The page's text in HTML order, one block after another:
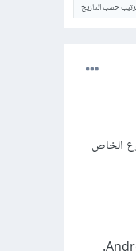
حسب التاريخ
الخاص